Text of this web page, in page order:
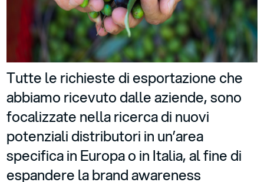
Tutte le richieste di esportazione che
abbiamo ricevuto dalle aziende, sono
focalizzate nella ricerca di nuovi
potenziali distributori in un’area
specifica in Europa o in Italia, al fine di
espandere la brand awareness